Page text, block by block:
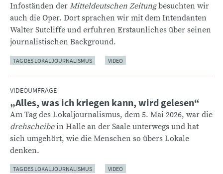
Infoständen der Mitteldeutschen Zeitungbesuchten wir
auch die Oper. Dort sprachen wir mit dem Intendanten
Walter Sutcliffe und erfuhren Erstaunliches über seinen
journalistischen Background.
TAG DES LOKALJOURNALISMUS VIDEO
VIDEOUMFRAGE
:„Alles, was ich kriegen kann, wird gelesen“
Am Tag des Lokaljournalismus, dem 5. Mai 2026, war die
drehscheibein Halle an der Saale unterwegs und hat
sich umgehört, wie die Menschen so übers Lokale
denken.
TAG DES LOKALJOURNALISMUS VIDEO